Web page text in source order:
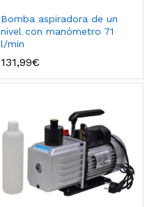
Bomba aspiradora de un
nivel con manómetro 71
l/min
131,99€